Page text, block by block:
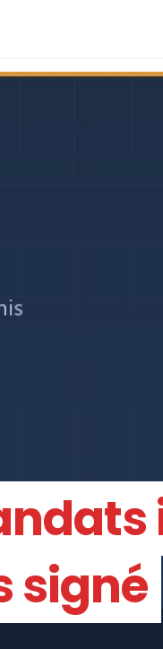
signé